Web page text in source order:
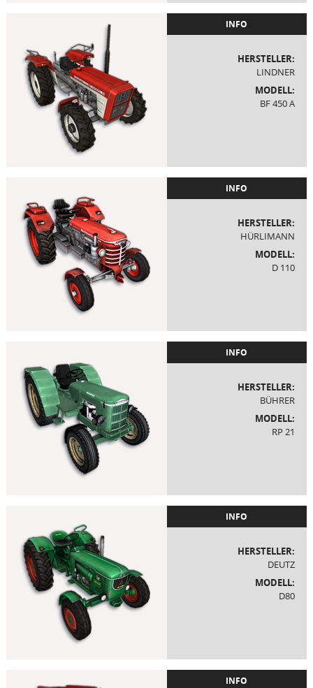
INFO
HERSTELLER:
LINDNER
MODELL:
BF 450 A
INFO
HERSTELLER:
HÜRLIMANN
MODELL:
D 110
INFO
HERSTELLER:
BÜHRER
MODELL:
RP 21
INFO
HERSTELLER:
DEUTZ
MODELL:
D80
INFO